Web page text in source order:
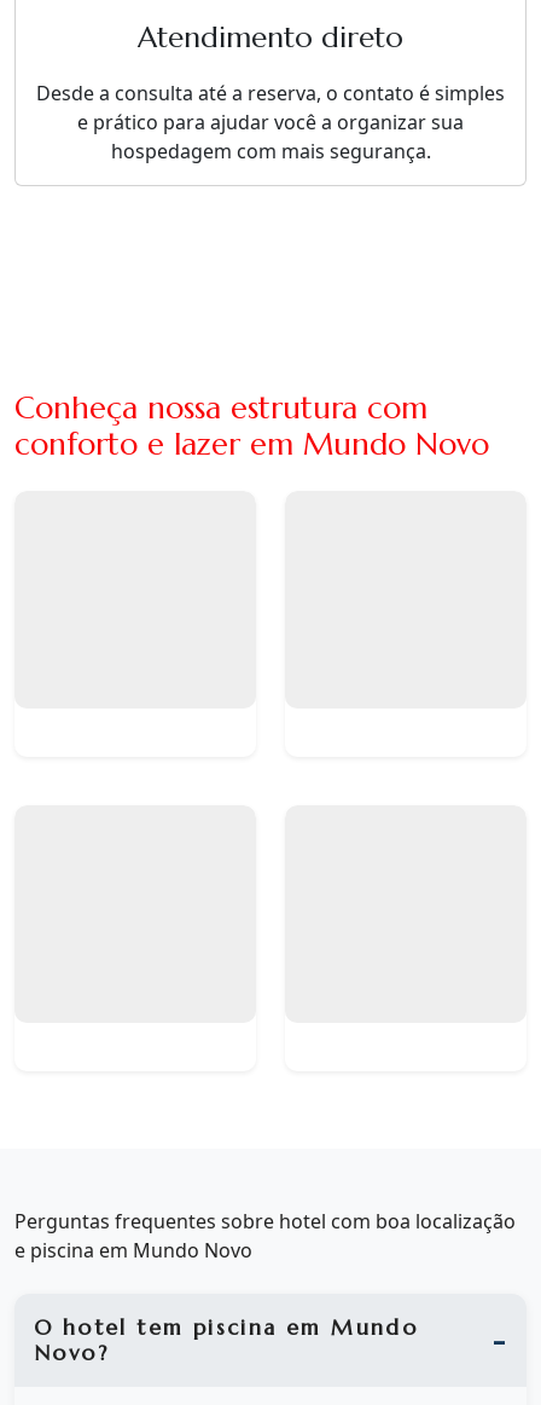
Atendimento direto
Desde a consulta até a reserva, o contato é simples
e prático para ajudar você a organizar sua
hospedagem com mais segurança.
Conheça nossa estrutura com
conforto e lazer em Mundo Novo
Perguntas frequentes sobre hotel com boa localização
e piscina em Mundo Novo
O hotel tem piscina em Mundo
Novo?